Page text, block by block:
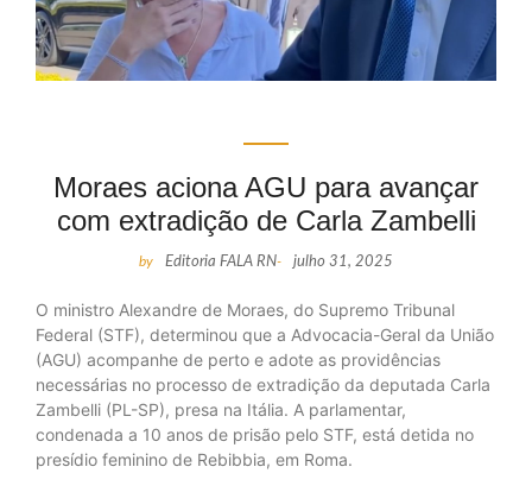
Moraes aciona AGU para avançar
com extradição de Carla Zambelli
by Editoria FALA RN- julho 31, 2025
O ministro Alexandre de Moraes, do Supremo Tribunal
Federal (STF), determinou que a Advocacia-Geral da União
(AGU) acompanhe de perto e adote as providências
necessárias no processo de extradição da deputada Carla
Zambelli (PL-SP), presa na Itália. A parlamentar,
condenada a 10 anos de prisão pelo STF, está detida no
presídio feminino de Rebibbia, em Roma.